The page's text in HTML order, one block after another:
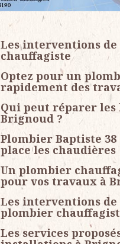
Les interventions
chauffagiste
Optez pour un
rapidement des
Qui peut réparer les
Brignoud ?
Plombier Baptiste
place les chaudières
Un plombier
pour vos travaux à
Les interventions
plombier
Les services